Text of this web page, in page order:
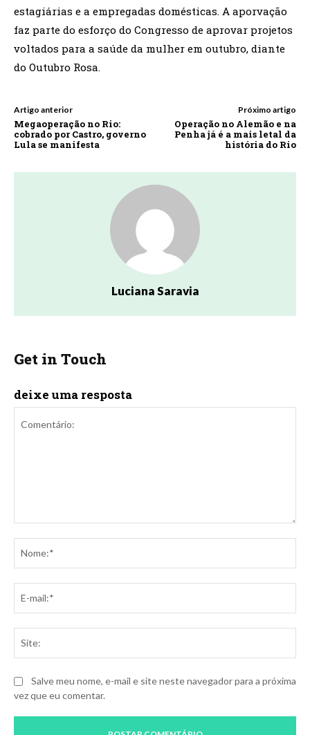
estagiárias e a empregadas domésticas. A aporvação
faz parte do esforço do Congresso de aprovar projetos
voltados para a saúde da mulher em outubro, diante
do Outubro Rosa.
Artigo anterior
Megaoperação no Rio:
cobrado por Castro, governo
Lula se manifesta
Próximo artigo
Operação no Alemão e na
Penha já é a mais letal da
história do Rio
Luciana Saravia
Get in Touch
deixe uma resposta
Salve meu nome, e-mail e site neste navegador para a próxima
vez que eu comentar.